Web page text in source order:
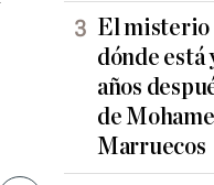
El misterio
dónde está
años
de
Marruecos